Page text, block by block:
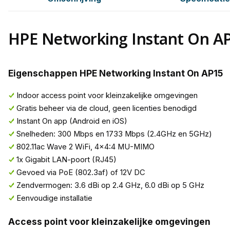
HPE Networking Instant On
Eigenschappen HPE Networking Instant On AP15
Indoor access point voor kleinzakelijke omgevingen
Gratis beheer via de cloud, geen licenties benodigd
Instant On app (Android en iOS)
Snelheden: 300 Mbps en 1733 Mbps (2.4GHz en 5GHz)
802.11ac Wave 2 WiFi, 4x4:4 MU-MIMO
1x Gigabit LAN-poort (RJ45)
Gevoed via PoE (802.3af) of 12V DC
Zendvermogen: 3.6 dBi op 2.4 GHz, 6.0 dBi op 5 GHz
Eenvoudige installatie
Access point voor kleinzakelijke omgevingen